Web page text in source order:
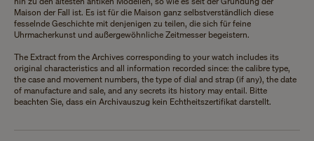
Maison der Fall ist. Es ist für die Maison ganz selbstverständlich diese
fesselnde Geschichte mit denjenigen zu teilen, die sich für feine
Uhrmacherkunst und außergewöhnliche Zeitmesser begeistern.
The Extract from the Archives corresponding to your watch includes its
original characteristics and all information recorded since: the calibre type,
the case and movement numbers, the type of dial and strap (if any), the date
of manufacture and sale, and any secrets its history may entail. Bitte
beachten Sie, dass ein Archivauszug kein Echtheitszertifikat darstellt.